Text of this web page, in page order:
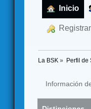
Inicio
La BSK » Perfil de
Información